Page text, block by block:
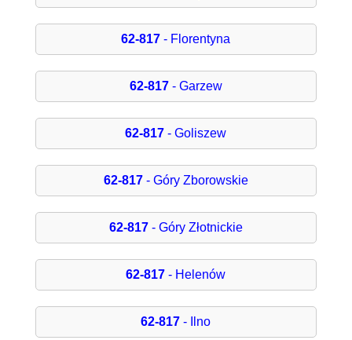
62-817 - Florentyna
62-817- Garzew
62-817 - Goliszew
62-817- Góry Zborowskie
62-817- Góry Złotnickie
62-817 - Helenów
62-817 - Ilno